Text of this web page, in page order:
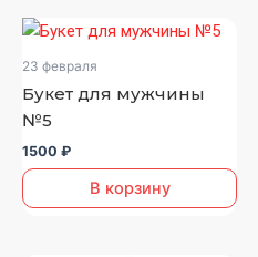
23 февраля
Букет для мужчины
№5
1500 ₽
В корзину